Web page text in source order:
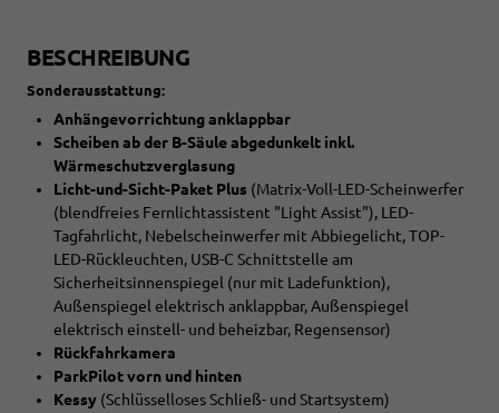
BESCHREIBUNG
Sonderausstattung:
Anhängevorrichtung anklappbar
Scheiben ab der B-Säule abgedunkelt inkl.
Wärmeschutzverglasung
Licht-und-Sicht-Paket Plus (Matrix-Voll-LED-Scheinwerfer
(blendfreies Fernlichtassistent "Light Assist"), LED-
Tagfahrlicht, Nebelscheinwerfer mit Abbiegelicht, TOP-
LED-Rückleuchten, USB-C Schnittstelle am
Sicherheitsinnenspiegel (nur mit Ladefunktion),
Außenspiegel elektrisch anklappbar, Außenspiegel
elektrisch einstell- und beheizbar, Regensensor)
Rückfahrkamera
ParkPilot vorn und hinten
Kessy (Schlüsselloses Schließ- und Startsystem)